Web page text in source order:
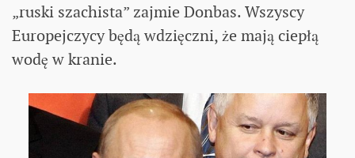
„ruski szachista” zajmie Donbas. Wszyscy
Europejczycy będą wdzięczni, że mają ciepłą
wodę w kranie.